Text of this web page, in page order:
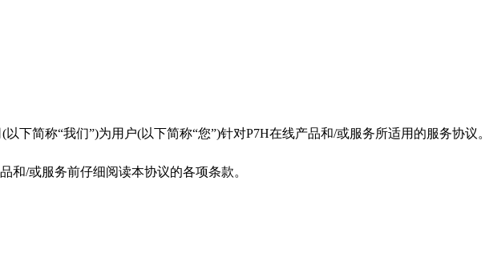
下简称“我们”)为用户(以下简称“您”)针对P7H在线产品和/或服务所适用的服务协议。
和/或服务前仔细阅读本协议的各项条款。